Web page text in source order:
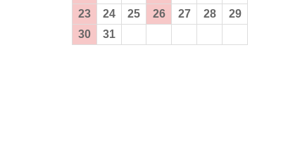
23
24 25 26 27 28
29
30
31